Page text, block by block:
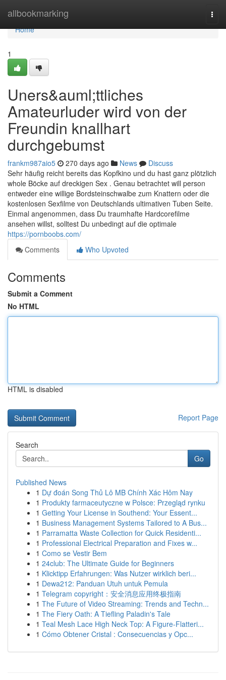
allbookmarking
Home
Home
1
Uners&auml;ttliches
Amateurluder wird von der
Freundin knallhart
durchgebumst
frankm987aio5 270 days ago News
Discuss
Sehr häufig reicht bereits das Kopfkino und du hast ganz plötzlich
whole Böcke auf dreckigen Sex . Genau betrachtet will person
entweder eine willige Bordsteinschwalbe zum Knattern oder die
kostenlosen Sexfilme von Deutschlands ultimativen Tuben Seite.
Einmal angenommen, dass Du traumhafte Hardcorefilme
ansehen willst, solltest Du unbedingt auf die optimale
https://pornboobs.com/
Comments
Who Upvoted
Comments
Submit a Comment
No HTML
HTML is disabled
Report Page
Search
Go
Published News
1 Dự đoán Song Thủ Lô MB Chính Xác Hôm Nay
1 Produkty farmaceutyczne w Polsce: Przegląd rynku
1 Getting Your License in Southend: Your Essent...
1 Business Management Systems Tailored to A Bus...
1 Parramatta Waste Collection for Quick Residenti...
1 Professional Electrical Preparation and Fixes w...
1 Como se Vestir Bem
1 24club: The Ultimate Guide for Beginners
1 Klicktipp Erfahrungen: Was Nutzer wirklich beri...
1 Dewa212: Panduan Utuh untuk Pemula
1 Telegram copyright：安全消息应用终极指南
1 The Future of Video Streaming: Trends and Techn...
1 The Fiery Oath: A Tiefling Paladin's Tale
1 Teal Mesh Lace High Neck Top: A Figure-Flatteri...
1 Cómo Obtener Cristal : Consecuencias y Opc...